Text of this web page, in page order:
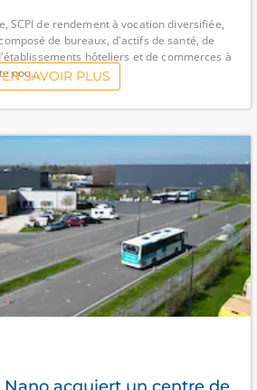
SCPI de rendement à vocation diversifiée,
de bureaux, d'actifs de santé, de
hôteliers et de commerces à
nou...
EN SAVOIR PLUS